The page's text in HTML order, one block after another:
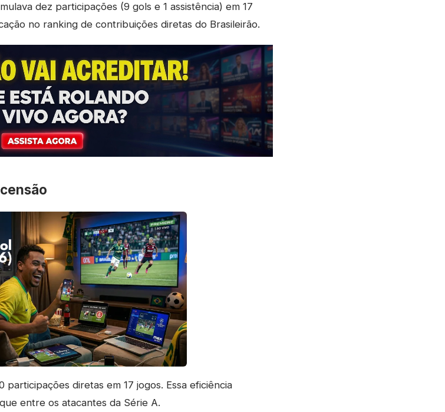
dez participações (9 gols e 1 assistência) em 17
no ranking de contribuições diretas do Brasileirão.
participações diretas em 17 jogos. Essa eficiência
entre os atacantes da Série A.